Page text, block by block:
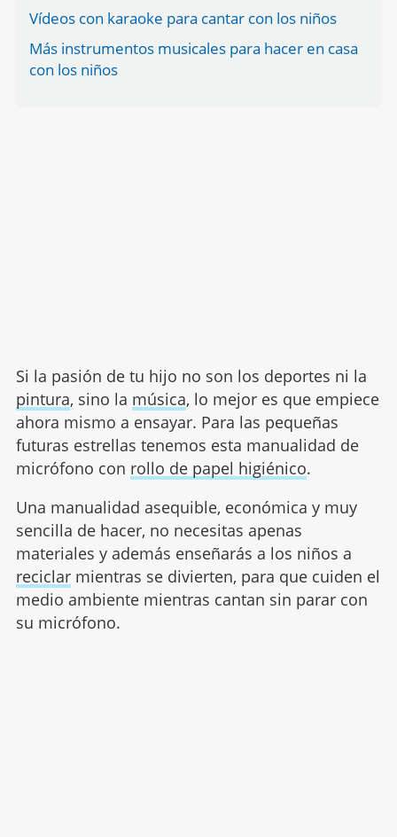
Vídeos con karaoke para cantar con los niños
Más instrumentos musicales para hacer en casa
con los niños
Si la pasión de tu hijo no son los deportes ni la
pintura, sino la música, lo mejor es que empiece
ahora mismo a ensayar. Para las pequeñas
futuras estrellas tenemos esta manualidad de
micrófono con rollo de papel higiénico.
Una manualidad asequible, económica y muy
sencilla de hacer, no necesitas apenas
materiales y además enseñarás a los niños a
reciclarmientras se divierten, para que cuiden el
medio ambiente mientras cantan sin parar con
su micrófono.